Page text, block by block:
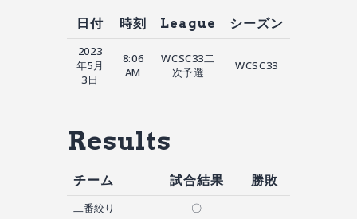
日付 時刻 League シーズン
2023
年5月
3日
8:06
AM
WCSC33二
次予選
WCSC33
Results
チーム 試合結果 勝敗
二番絞り
〇